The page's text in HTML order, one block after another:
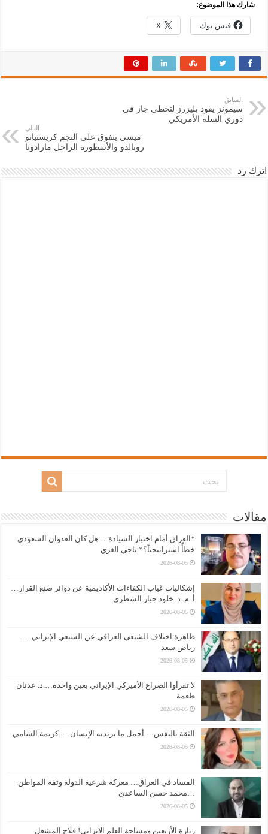
شارك هذا الموضوع:
فيس بوك X
السابق
سيمونز يقود بليزرز لتخطي جاز في
دوري السلة الأمريكي
التالي
ميسي يتفوق على النجم كريستيانو
رونالدو والأسطورة الراحل مارادونا
اترك رد
مقالات
*العراق أمام اختبار السيادة… هل كان العدوان السعودي
خطأً استراتيجياً؟* ناجي الغزي
2026-08-05
إشكاليات غياب الكفاءات الأكاديمية عن دوائر صنع القرار…
أ. م. د. خلود جبار الشطري
2026-08-05
ظاهرة اختلاف الشيعي العراقي عن الشيعي الإيراني …
رياض سعد
2026-08-05
لا تقرأوا الصراع الأميركي الإيراني بعين واحدة….د. عدنان
طعمة
2026-08-05
الثقة بالنفس… أجمل ما يرتديه الإنسان…..كريمة الشامي
2026-08-05
الفساد في العراق… معركة شرعية الدولة وثقة المواطن.
…محمد حسن الساعدي
2026-08-05
زيارة الأربعين ومساحة العلم الإيراني! فلاح المشعل